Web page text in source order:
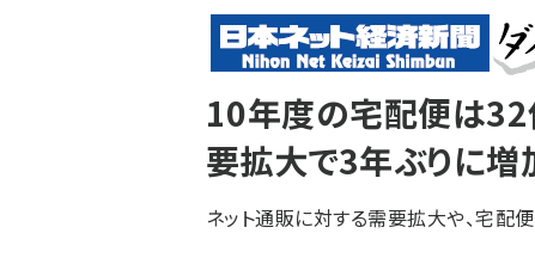
ン
く
ず
10年度の宅配便は
要拡大で3年ぶりに増
ネット通販に対する需要拡大や、宅